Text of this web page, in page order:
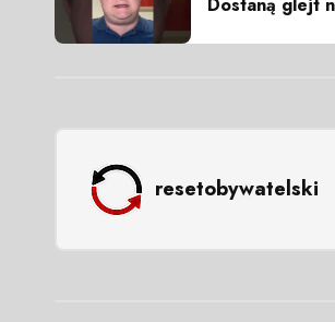
Dostaną glejt
resetobywatelski